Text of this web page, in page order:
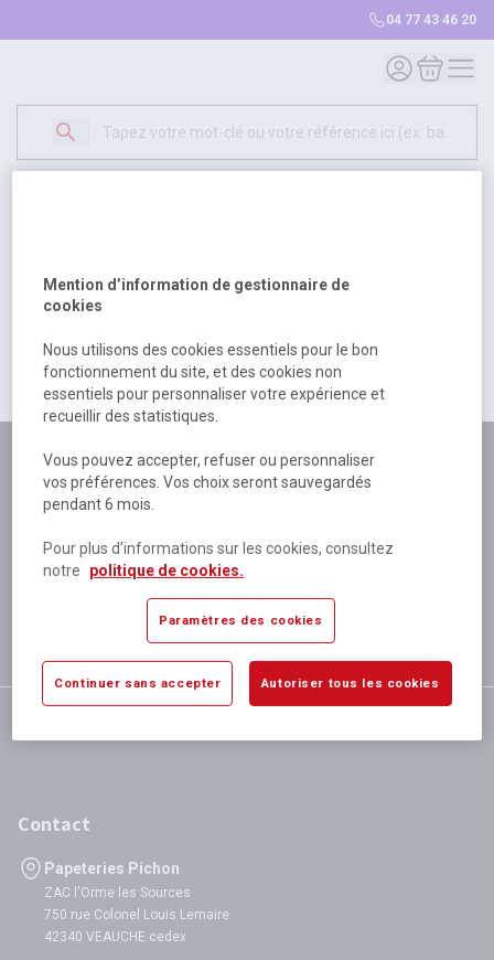
04 77 43 46 20
Mon compte
Mon
500
excuser pour la gêne occasionée.
Retour Retour à l'accueil
Plus de 180 personnes
à votre écoute
Plus de 80 000 références
disponibles
Expédition le jour même
si validation avant 12h
satisfaction totale
Contact
Papeteries Pichon
ZAC l'Orme les Sources
750 rue Colonel Louis Lemaire
42340 VEAUCHE cedex
Mention d’information de gestionnaire de
cookies
Nous utilisons des cookies essentiels pour le bon
fonctionnement du site, et des cookies non
essentiels pour personnaliser votre expérience et
recueillir des statistiques.
Vous pouvez accepter, refuser ou personnaliser
vos préférences. Vos choix seront sauvegardés
pendant 6 mois.
Pour plus d’informations sur les cookies, consultez
notre
politique de cookies.
Paramètres des cookies
Continuer sans accepter Autoriser tous les cookies